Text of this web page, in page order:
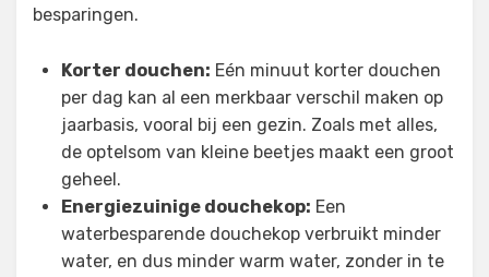
besparingen.
Korter douchen: Eén minuut korter douchen
per dag kan al een merkbaar verschil maken op
jaarbasis, vooral bij een gezin. Zoals met alles,
de optelsom van kleine beetjes maakt een groot
geheel.
Energiezuinige douchekop: Een
waterbesparende douchekop verbruikt minder
water, en dus minder warm water, zonder in te